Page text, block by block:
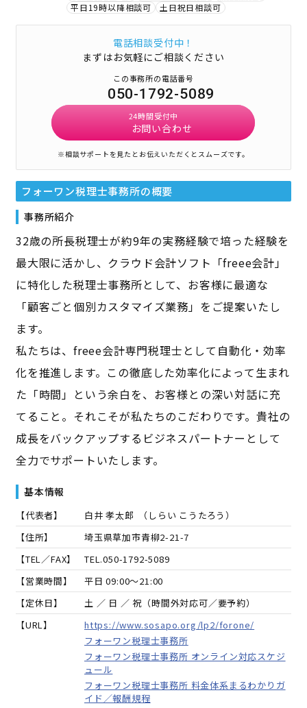
平日19時以降相談可
土日祝日相談可
電話相談受付中！
まずはお気軽にご相談ください
この事務所の電話番号
050-1792-5089
24時間受付中
お問い合わせ
※相談サポートを見たとお伝えいただくとスムーズです。
フォーワン税理士事務所の概要
事務所紹介
32歳の所長税理士が約9年の実務経験で培った経験を
最大限に活かし、クラウド会計ソフト「freee会計」
に特化した税理士事務所として、お客様に最適な
「顧客ごと個別カスタマイズ業務」をご提案いたし
ます。
私たちは、freee会計専門税理士として自動化・効率
化を推進します。この徹底した効率化によって生まれ
た「時間」という余白を、お客様との深い対話に充
てること。それこそが私たちのこだわりです。貴社の
成長をバックアップするビジネスパートナーとして
全力でサポートいたします。
基本情報
【代表者】 白井 孝太郎 （ しらい こうたろう）
【住所】
埼玉県草加市青柳2-21-7
【TEL／FAX】
TEL.050-1792-5089
【営業時間】
平日 09:00～21:00
【定休日】
土 ／ 日 ／ 祝（時間外対応可／要予約）
【URL】
https://www.sosapo.org/lp2/forone/
フォーワン税理士事務所
フォーワン税理士事務所 オンライン対応スケジ
ュール
フォーワン税理士事務所 料金体系まるわかりガ
イド／報酬規程